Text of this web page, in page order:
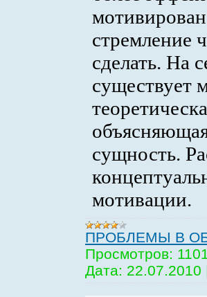
стремление
сделать. На
существует
сущность.
мотивации.
ПРОБЛЕМЫ В
Просмотров:
Дата: 22.07.2010